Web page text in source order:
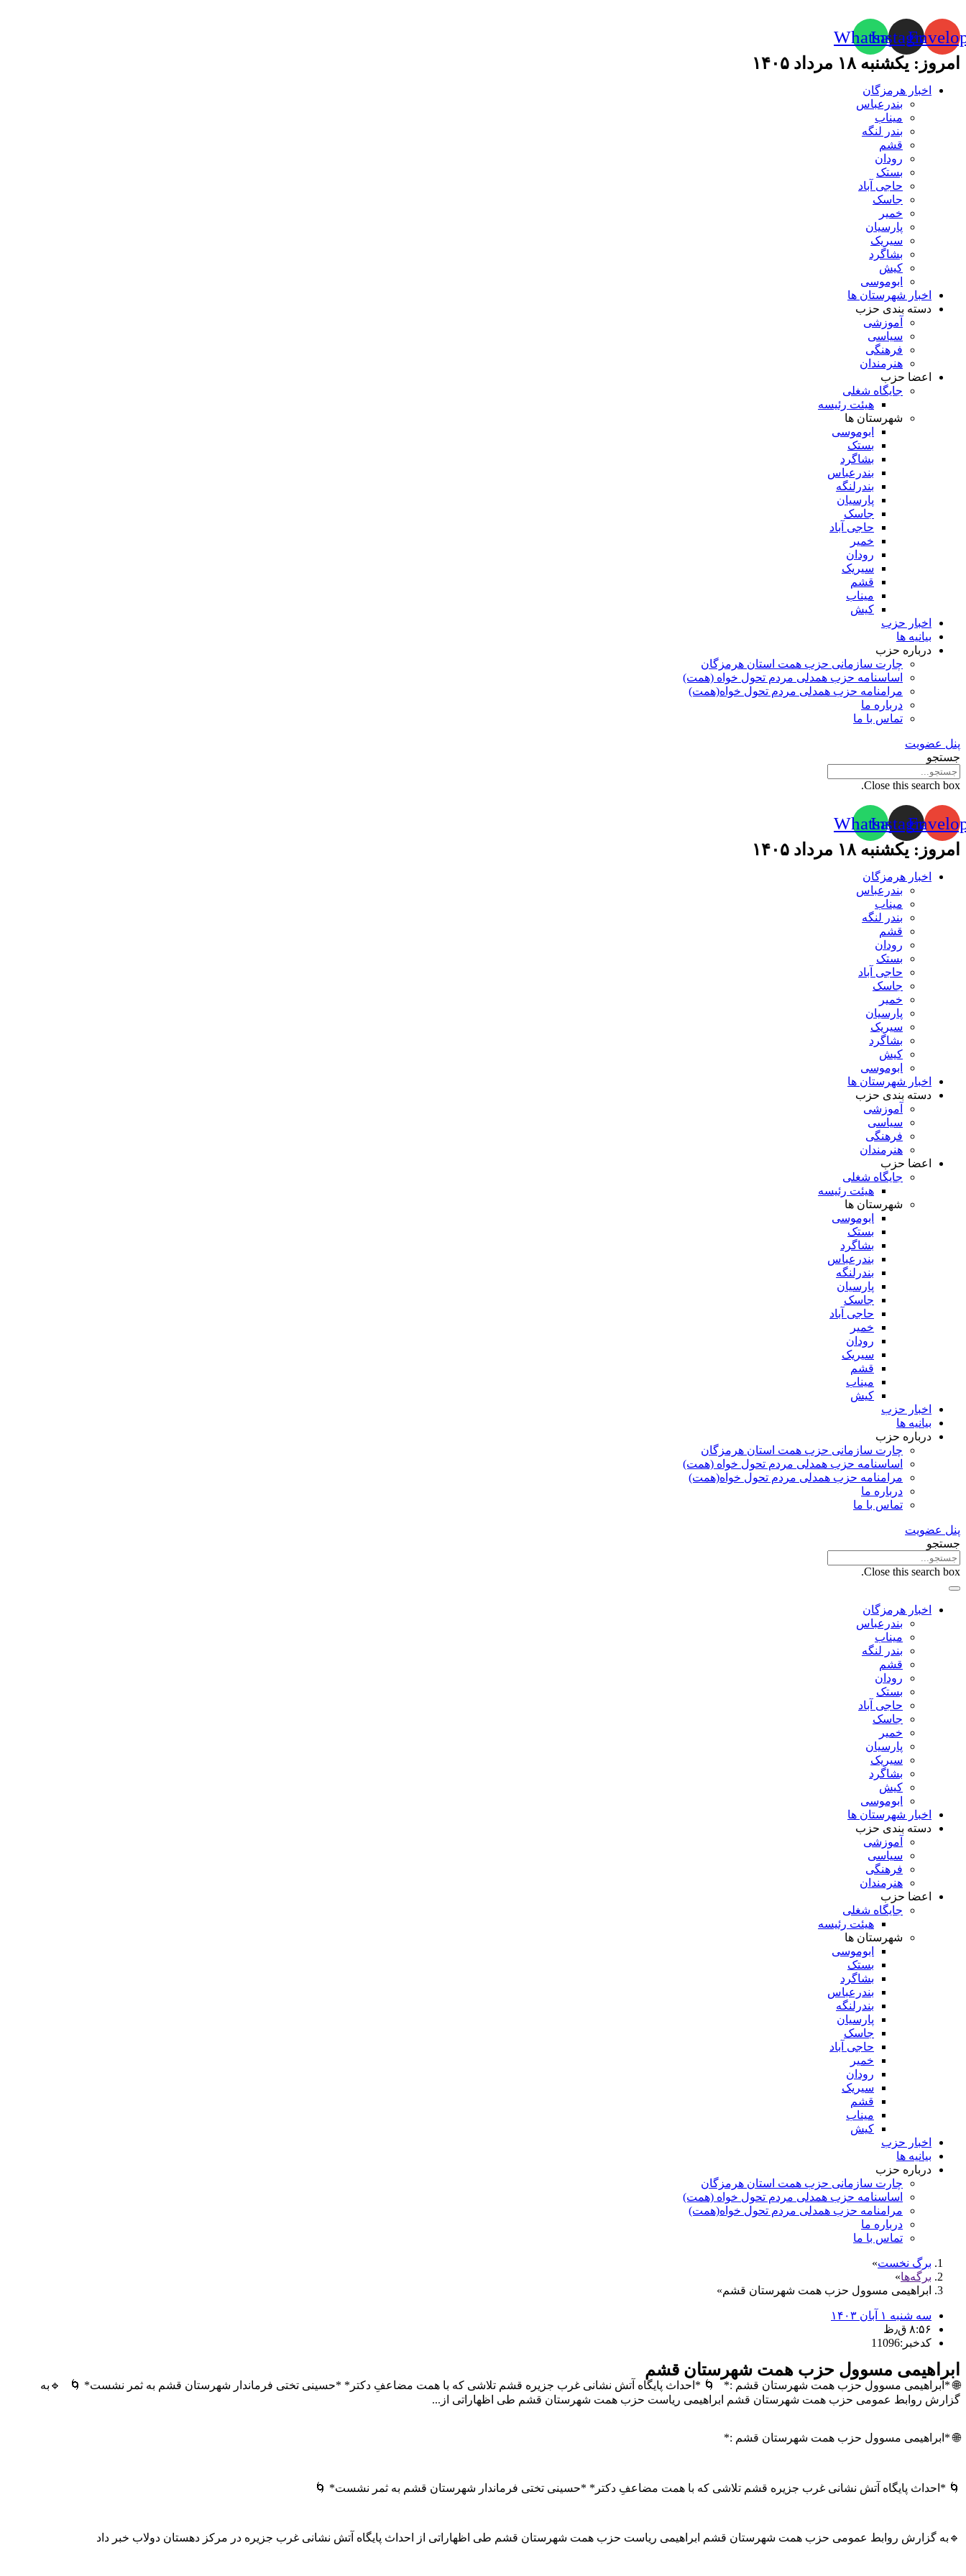
Instagram
Whatsapp
امروز: یکشنبه ۱۸ مرداد ۱۴۰۵
اخبار هرمزگان
بندرعباس
میناب
بندر لنگه
قشم
رودان
بستک
حاجی آباد
جاسک
خمیر
پارسیان
سیریک
بشاگرد
کیش
ابوموسی
اخبار شهرستان ها
دسته بندی حزب
آموزشی
سیاسی
فرهنگی
هنرمندان
اعضا حزب
جایگاه شغلی
هیئت رئیسه
شهرستان ها
ابوموسی
بستک
بشاگرد
بندرعباس
بندرلنگه
پارسیان
جاسک
حاجی آباد
خمیر
رودان
سیریک
قشم
میناب
کیش
اخبار حزب
بیانیه ها
درباره حزب
چارت سازمانی حزب همت استان هرمزگان
اساسنامه حزب همدلی مردم تحول خواه (همت)
مرامنامه حزب همدلی مردم تحول خواه(همت)
درباره ما
تماس با ما
پنل عضویت
جستجو
Close this search box.
Instagram
Whatsapp
امروز: یکشنبه ۱۸ مرداد ۱۴۰۵
اخبار هرمزگان
بندرعباس
میناب
بندر لنگه
قشم
رودان
بستک
حاجی آباد
جاسک
خمیر
پارسیان
سیریک
بشاگرد
کیش
ابوموسی
اخبار شهرستان ها
دسته بندی حزب
آموزشی
سیاسی
فرهنگی
هنرمندان
اعضا حزب
جایگاه شغلی
هیئت رئیسه
شهرستان ها
ابوموسی
بستک
بشاگرد
بندرعباس
بندرلنگه
پارسیان
جاسک
حاجی آباد
خمیر
رودان
سیریک
قشم
میناب
کیش
اخبار حزب
بیانیه ها
درباره حزب
چارت سازمانی حزب همت استان هرمزگان
اساسنامه حزب همدلی مردم تحول خواه (همت)
مرامنامه حزب همدلی مردم تحول خواه(همت)
درباره ما
تماس با ما
پنل عضویت
جستجو
Close this search box.
اخبار هرمزگان
بندرعباس
میناب
بندر لنگه
قشم
رودان
بستک
حاجی آباد
جاسک
خمیر
پارسیان
سیریک
بشاگرد
کیش
ابوموسی
اخبار شهرستان ها
دسته بندی حزب
آموزشی
سیاسی
فرهنگی
هنرمندان
اعضا حزب
جایگاه شغلی
هیئت رئیسه
شهرستان ها
ابوموسی
بستک
بشاگرد
بندرعباس
بندرلنگه
پارسیان
جاسک
حاجی آباد
خمیر
رودان
سیریک
قشم
میناب
کیش
اخبار حزب
بیانیه ها
درباره حزب
چارت سازمانی حزب همت استان هرمزگان
اساسنامه حزب همدلی مردم تحول خواه (همت)
مرامنامه حزب همدلی مردم تحول خواه(همت)
درباره ما
تماس با ما
برگ نخست
برگه‌ها
ابراهیمی مسوول حزب همت شهرستان قشم
سه شنبه ۱ آبان ۱۴۰۳
۸:۵۶ ق٫ظ
کدخبر:11096
ابراهیمی مسوول حزب همت شهرستان قشم
🌐 *ابراهیمی مسوول حزب همت شهرستان قشم :* 🌀 *احداث پایگاه آتش نشانی غرب جزیره قشم تلاشی که با همت مضاعفِ دکتر* *حسینی تختی فرماندار شهرستان قشم به ثمر نشست* 🌀 🔹به
گزارش روابط عمومی حزب همت شهرستان قشم ابراهیمی ریاست حزب همت شهرستان قشم طی اظهاراتی از...
🌐 *ابراهیمی مسوول حزب همت شهرستان قشم :*
🌀 *احداث پایگاه آتش نشانی غرب جزیره قشم تلاشی که با همت مضاعفِ دکتر* *حسینی تختی فرماندار شهرستان قشم به ثمر نشست* 🌀
🔹به گزارش روابط عمومی حزب همت شهرستان قشم ابراهیمی ریاست حزب همت شهرستان قشم طی اظهاراتی از احداث پایگاه آتش نشانی غرب جزیره در مرکز دهستان دولاب خبر داد